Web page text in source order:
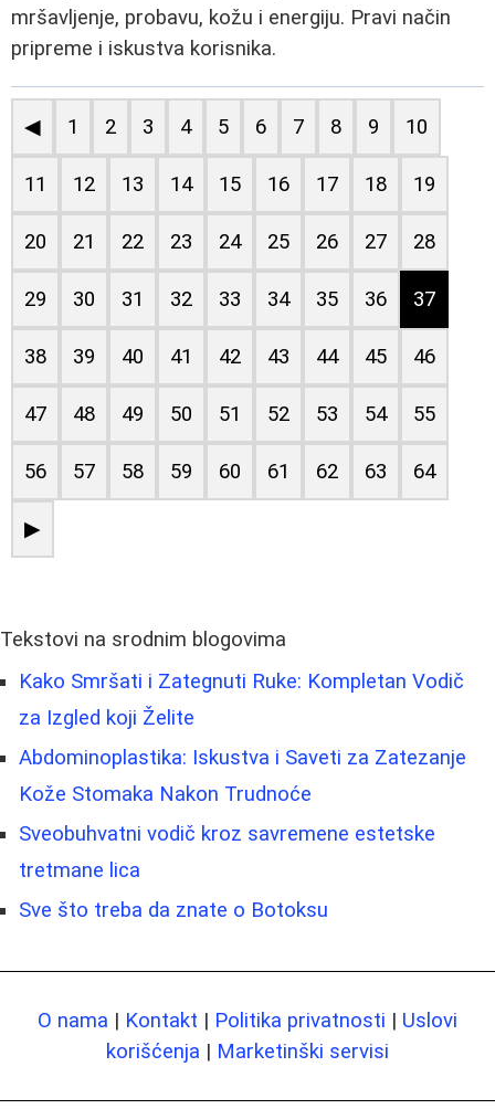
mršavljenje, probavu, kožu i energiju. Pravi način
pripreme i iskustva korisnika.
◀ 1 2 3 4 5 6 7 8 9 10
11 12 13 14 15 16 17 18 19
20 21 22 23 24 25 26 27 28
29 30 31 32 33 34 35 36 37
38 39 40 41 42 43 44 45 46
47 48 49 50 51 52 53 54 55
56 57 58 59 60 61 62 63 64
▶
Tekstovi na srodnim blogovima
Kako Smršati i Zategnuti Ruke: Kompletan Vodič
za Izgled koji Želite
Abdominoplastika: Iskustva i Saveti za Zatezanje
Kože Stomaka Nakon Trudnoće
Sveobuhvatni vodič kroz savremene estetske
tretmane lica
Sve što treba da znate o Botoksu
O nama | Kontakt | Politika privatnosti | Uslovi
korišćenja | Marketinški servisi